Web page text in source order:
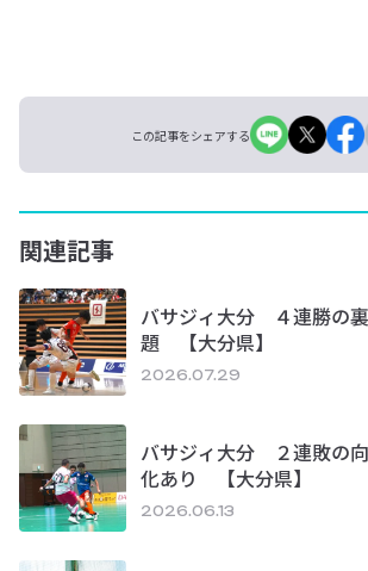
この記事をシェアする
関連記事
バサジィ大分 ４連勝の
題 【大分県】
2026.07.29
バサジィ大分 ２連敗の
化あり 【大分県】
2026.06.13